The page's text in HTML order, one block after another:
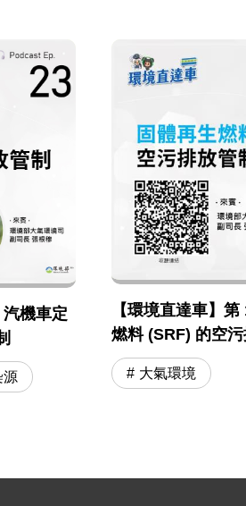
機車定
源
【環境直達車】
燃料 (SRF) 的空污
大氣環境